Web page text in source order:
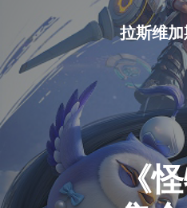
拉斯维
《